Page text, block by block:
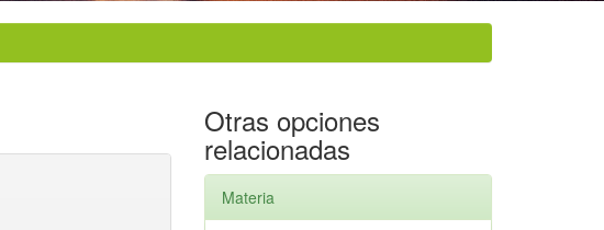
Otras opciones
relacionadas
Materia